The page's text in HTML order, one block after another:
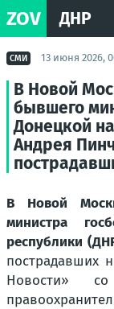
ZOV ДНР
СМИ 13 июня 2026,
В Новой
бывшего
Донецкой
Андрея
В Новой
министра
республики
пострадавших
Новости»